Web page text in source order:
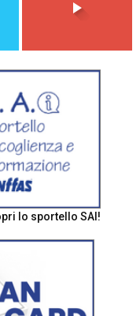
lo sportello SAI!